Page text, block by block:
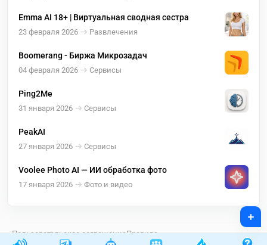
Emma AI 18+ | Виртуальная сводная сестра
23 февраля 2026 Развлечения
Boomerang - Биржа Микрозадач
04 февраля 2026 Сервисы
Ping2Me
31 января 2026 Сервисы
PeakAI
27 января 2026 Сервисы
Voolee Photo AI — ИИ обработка фото
17 января 2026 Фото и видео
Пользовательское соглашениеПравила
+